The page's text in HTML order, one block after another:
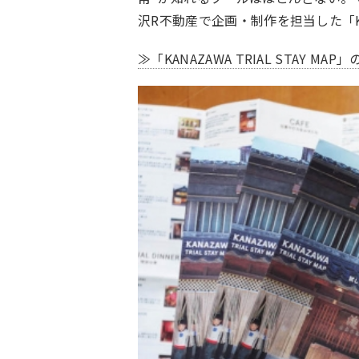
沢R不動産で企画・制作を担当した
≫ 「KANAZAWA TRIAL STAY MAP」